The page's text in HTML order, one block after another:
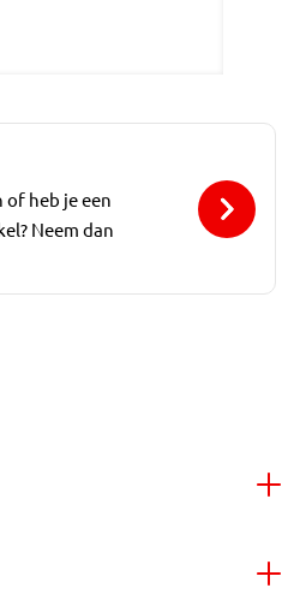
of heb je een
Neem dan